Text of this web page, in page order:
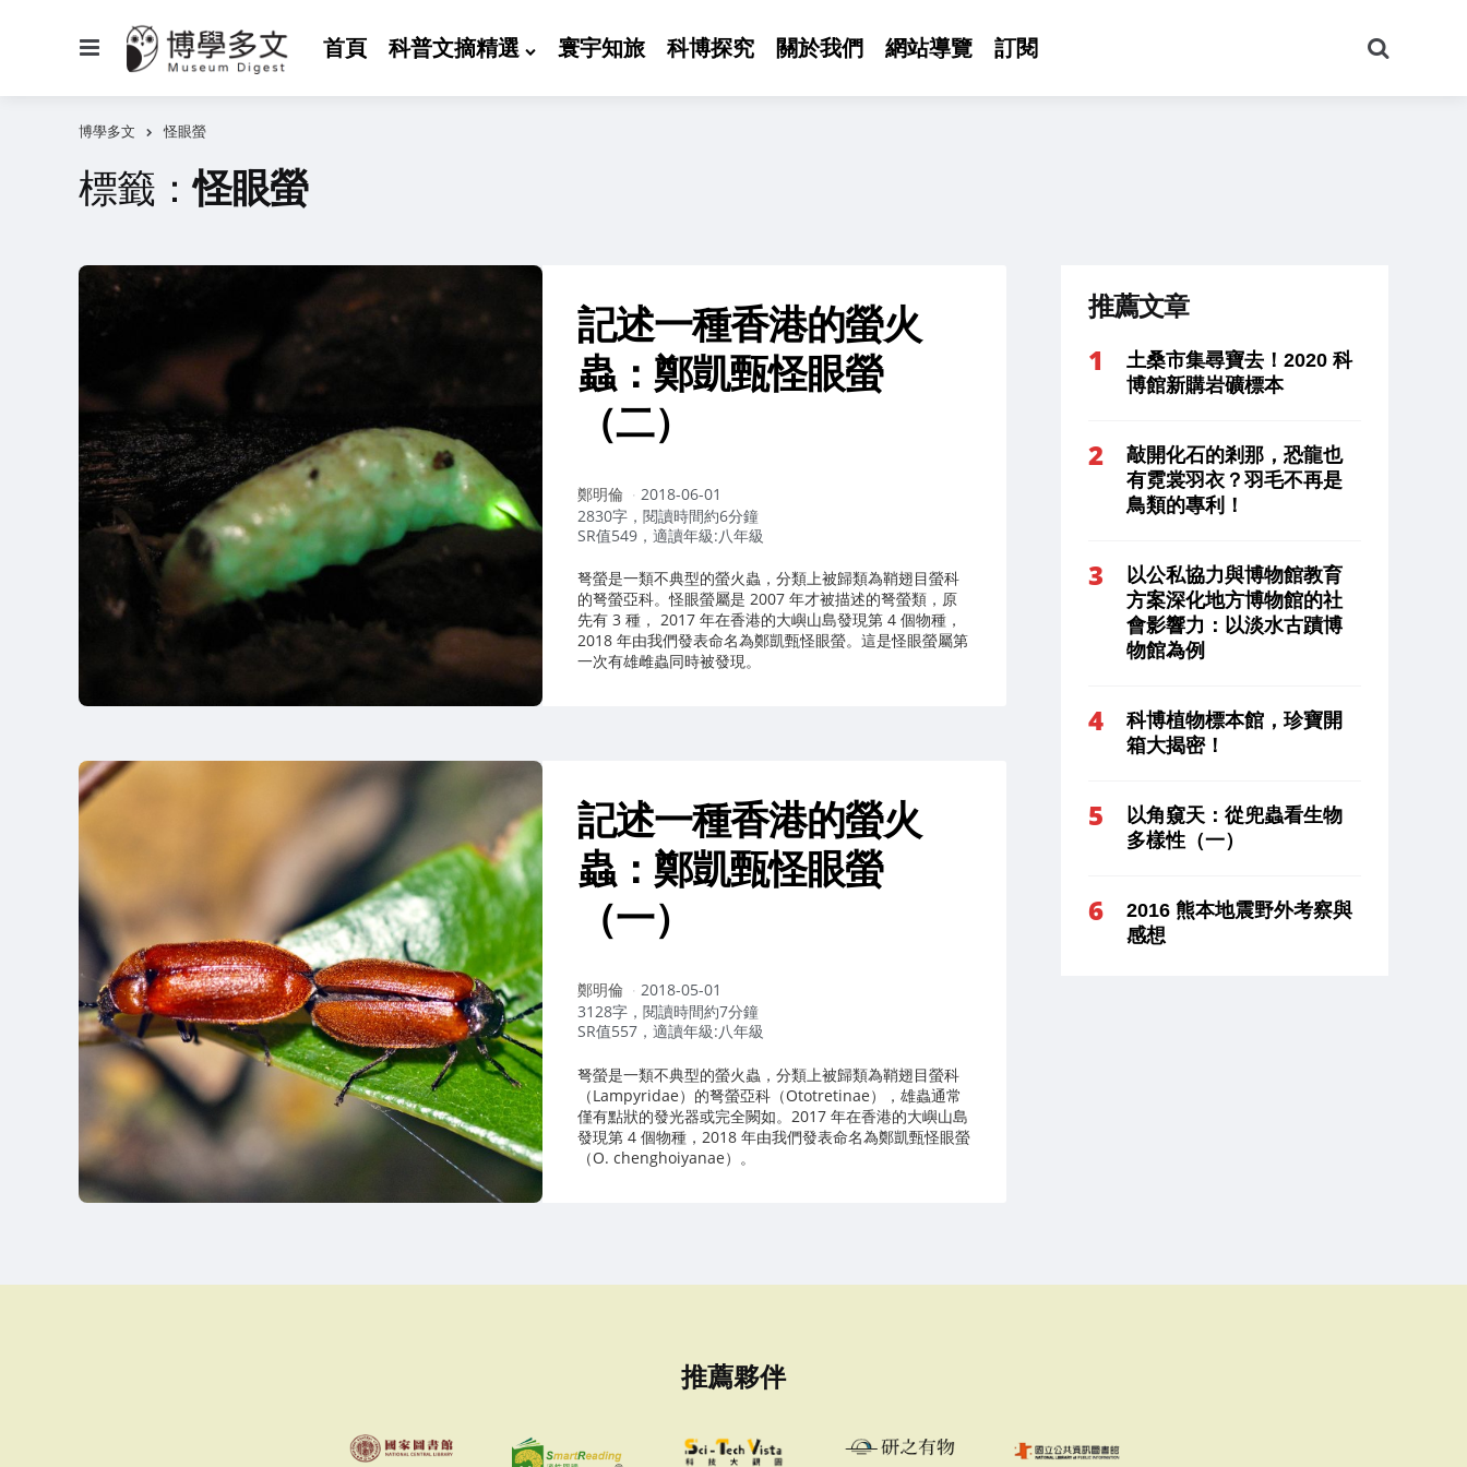
首頁 科普文摘精選 寰宇知旅 科博探究 關於我們 網站導覽 訂閱
尋
博學多文 怪眼螢
標籤：怪眼螢
記述一種香港的螢火
蟲：鄭凱甄怪眼螢
（二）
作
者：
鄭明倫
2018-06-01
2830字，閱讀時間約6分鐘
SR值549，適讀年級:八年級
弩螢是一類不典型的螢火蟲，分類上被歸類為鞘翅目螢科
的弩螢亞科。怪眼螢屬是 2007 年才被描述的弩螢類，原
先有 3 種， 2017 年在香港的大嶼山島發現第 4 個物種，
2018 年由我們發表命名為鄭凱甄怪眼螢。這是怪眼螢屬第
一次有雄雌蟲同時被發現。
記述一種香港的螢火
蟲：鄭凱甄怪眼螢
（一）
作
者：
鄭明倫
2018-05-01
3128字，閱讀時間約7分鐘
SR值557，適讀年級:八年級
弩螢是一類不典型的螢火蟲，分類上被歸類為鞘翅目螢科
（Lampyridae）的弩螢亞科（Ototretinae），雄蟲通常
僅有點狀的發光器或完全闕如。2017 年在香港的大嶼山島
發現第 4 個物種，2018 年由我們發表命名為鄭凱甄怪眼螢
（O. chenghoiyanae）。
推薦文章
土桑市集尋寶去！2020 科
博館新購岩礦標本
敲開化石的剎那，恐龍也
有霓裳羽衣？羽毛不再是
鳥類的專利！
以公私協力與博物館教育
方案深化地方博物館的社
會影響力：以淡水古蹟博
物館為例
科博植物標本館，珍寶開
箱大揭密！
以角窺天：從兜蟲看生物
多樣性（一）
2016 熊本地震野外考察與
感想
推薦夥伴